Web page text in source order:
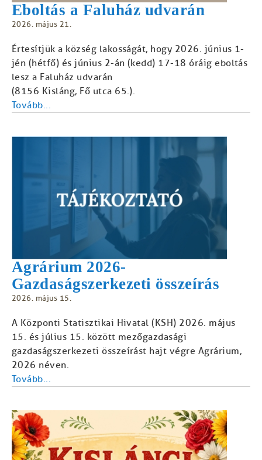
Eboltás a Faluház udvarán
2026. május 21.
Értesítjük a község lakosságát, hogy 2026. június 1-
jén (hétfő) és június 2-án (kedd) 17-18 óráig eboltás
lesz a Faluház udvarán
(8156 Kisláng, Fő utca 65.).
Tovább...
Agrárium 2026-
Gazdaságszerkezeti összeírás
2026. május 15.
A Központi Statisztikai Hivatal (KSH) 2026. május
15. és július 15. között mezőgazdasági
gazdaságszerkezeti összeírást hajt végre Agrárium,
2026 néven.
Tovább...